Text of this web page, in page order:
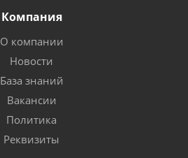
Компания
О компании
Новости
База знаний
Вакансии
Политика
Реквизиты